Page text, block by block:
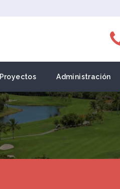
Proyectos Administración